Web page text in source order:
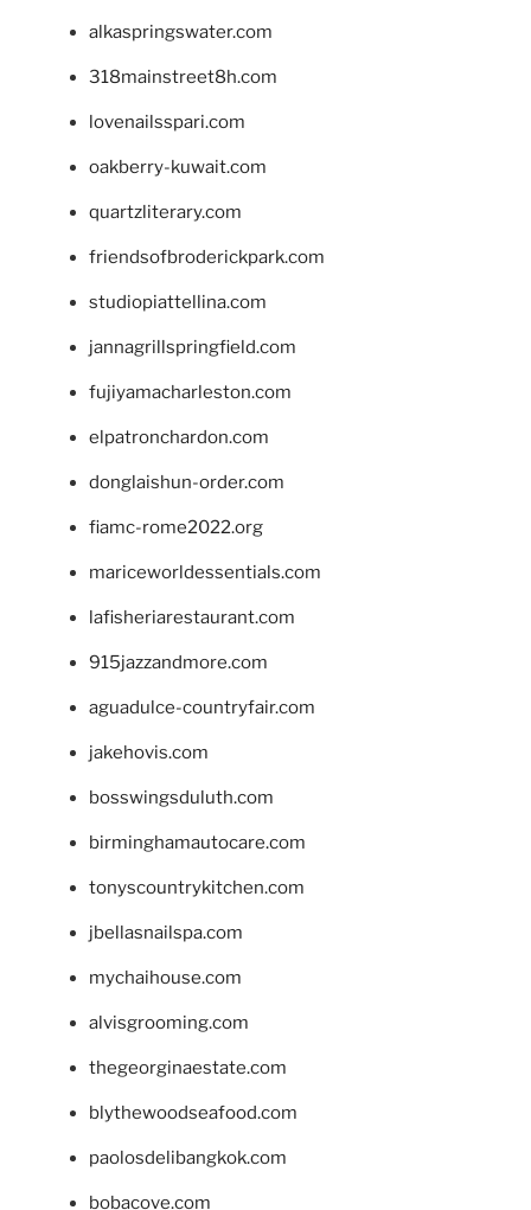
alkaspringswater.com
318mainstreet8h.com
lovenailsspari.com
oakberry-kuwait.com
quartzliterary.com
friendsofbroderickpark.com
studiopiattellina.com
jannagrillspringfield.com
fujiyamacharleston.com
elpatronchardon.com
donglaishun-order.com
fiamc-rome2022.org
mariceworldessentials.com
lafisheriarestaurant.com
915jazzandmore.com
aguadulce-countryfair.com
jakehovis.com
bosswingsduluth.com
birminghamautocare.com
tonyscountrykitchen.com
jbellasnailspa.com
mychaihouse.com
alvisgrooming.com
thegeorginaestate.com
blythewoodseafood.com
paolosdelibangkok.com
bobacove.com